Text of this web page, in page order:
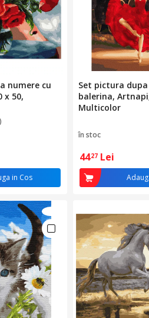
numere cu
x 50,
in Cos
Set pictura
balerina,
Multicolor
în stoc
4427 Lei